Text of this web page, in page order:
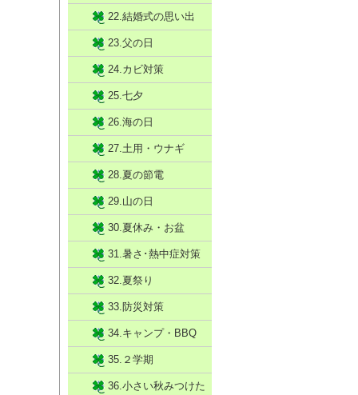
22.結婚式の思い出
23.父の日
24.カビ対策
25.七夕
26.海の日
27.土用・ウナギ
28.夏の節電
29.山の日
30.夏休み・お盆
31.暑さ･熱中症対策
32.夏祭り
33.防災対策
34.キャンプ・BBQ
35.２学期
36.小さい秋みつけた